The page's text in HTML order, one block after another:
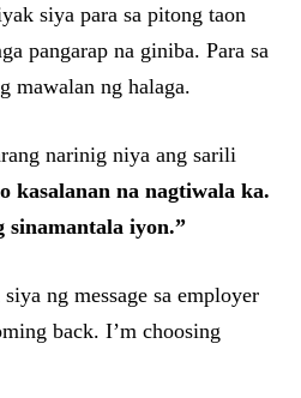
siya para sa pitong taon
pangarap na giniba. Para sa
mawalan ng halaga.
narinig niya ang sarili
kasalanan na nagtiwala ka.
sinamantala iyon.”
ng message sa employer
back. I’m choosing